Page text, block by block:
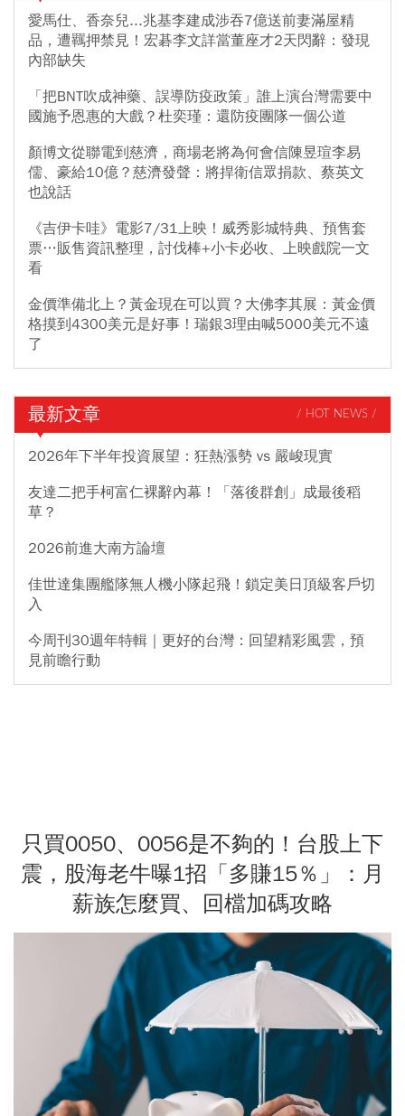
愛馬仕、香奈兒...兆基李建成涉吞7億送前妻滿屋精
品，遭羈押禁見！宏碁李文詳當董座才2天閃辭：發現
內部缺失
「把BNT吹成神藥、誤導防疫政策」誰上演台灣需要中
國施予恩惠的大戲？杜奕瑾：還防疫團隊一個公道
顏博文從聯電到慈濟，商場老將為何會信陳昱瑄李易
儒、豪給10億？慈濟發聲：將捍衛信眾捐款、蔡英文
也說話
《吉伊卡哇》電影7/31上映！威秀影城特典、預售套
票…販售資訊整理，討伐棒+小卡必收、上映戲院一文
看
金價準備北上？黃金現在可以買？大佛李其展：黃金價
格摸到4300美元是好事！瑞銀3理由喊5000美元不遠
了
最新文章 / HOT NEWS /
2026年下半年投資展望：狂熱漲勢 vs 嚴峻現實
友達二把手柯富仁裸辭內幕！「落後群創」成最後稻
草？
2026前進大南方論壇
佳世達集團艦隊無人機小隊起飛！鎖定美日頂級客戶切
入
今周刊30週年特輯｜更好的台灣：回望精彩風雲，預
見前瞻行動
只買0050、0056是不夠的！台股上下
震，股海老牛曝1招「多賺15％」：月
薪族怎麼買、回檔加碼攻略